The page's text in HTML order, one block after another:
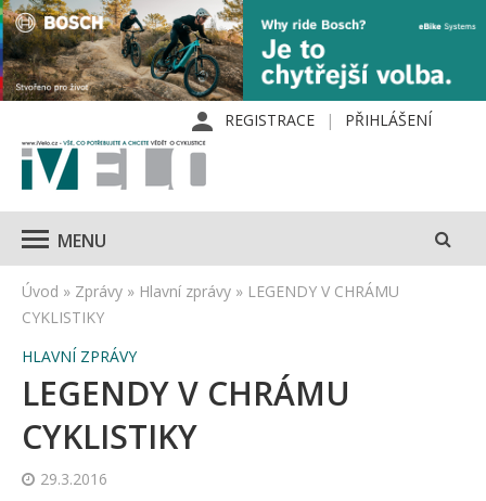
REGISTRACE PŘIHLÁŠENÍ
MENU
Úvod » Zprávy » Hlavní zprávy » LEGENDY V CHRÁMU
CYKLISTIKY
HLAVNÍ ZPRÁVY
LEGENDY V CHRÁMU
CYKLISTIKY
29.3.2016